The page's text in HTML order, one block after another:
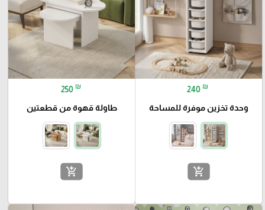
240 ₪
وحدة تخزين موفرة للمساحة
add_shopping_cart
250 ₪
طاولة قهوة من قطعتين
add_shopping_cart